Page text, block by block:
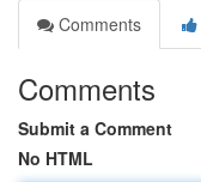
Comments
Comments
Submit a Comment
No HTML